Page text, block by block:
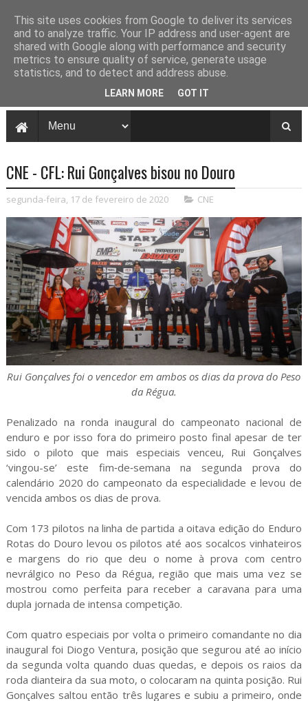
CNE - CFL: Rui Gonçalves bisou no Douro
segunda-feira, 17 de fevereiro de 2020 CNE
Rui Gonçalves foi o vencedor em ambos os dias da prova do Peso
da Régua.
Penalizado na ronda inaugural do campeonato nacional de
enduro e por isso fora do primeiro posto final apesar de ter
sido o piloto que mais especiais venceu, Rui Gonçalves
‘vingou-se’ este fim‑de‑semana na segunda prova do
calendário 2020 do campeonato da especialidade e levou de
vencida ambos os dias de prova.
Com 173 pilotos na linha de partida a oitava edição do Enduro
Rotas do Douro levou os pilotos até aos socalcos vinhateiros
e margens do rio que deu o nome à prova com centro
nevrálgico no Peso da Régua, região que mais uma vez se
mostrou como perfeita para receber a caravana para uma
dupla jornada de intensa competição.
Com quatro especiais por volta o primeiro comandante no dia
inaugural foi Diogo Ventura, posição que segurou até ao início
da segunda volta quando duas quedas, e depois os raios da
roda dianteira da sua moto, o colocaram na quinta posição. Rui
Gonçalves saltou então três lugares e subiu a primeiro, onde
This site uses cookies from Google to deliver its services
and to analyze traffic. Your IP address and user-agent are
shared with Google along with performance and security
metrics to ensure quality of service, generate usage
statistics, and to detect and address abuse.
LEARN MORE GOT IT